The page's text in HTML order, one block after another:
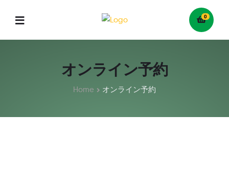
0
オンライン予約
Home オンライン予約